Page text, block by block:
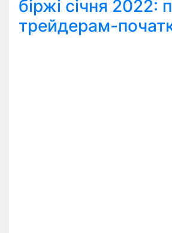
біржі січня 2022:
трейдерам-